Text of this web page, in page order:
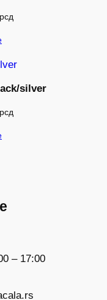
рсд
do
3.250 рсд
silver
рсд
– 17:00